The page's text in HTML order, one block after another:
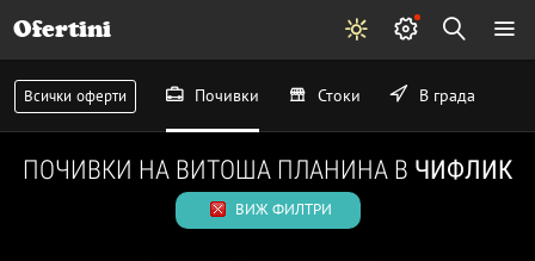
Ofertini
Всички оферти Почивки Стоки В града
ПОЧИВКИ НА ВИТОША ПЛАНИНА В ЧИФЛИК
ВИЖ ФИЛТРИ